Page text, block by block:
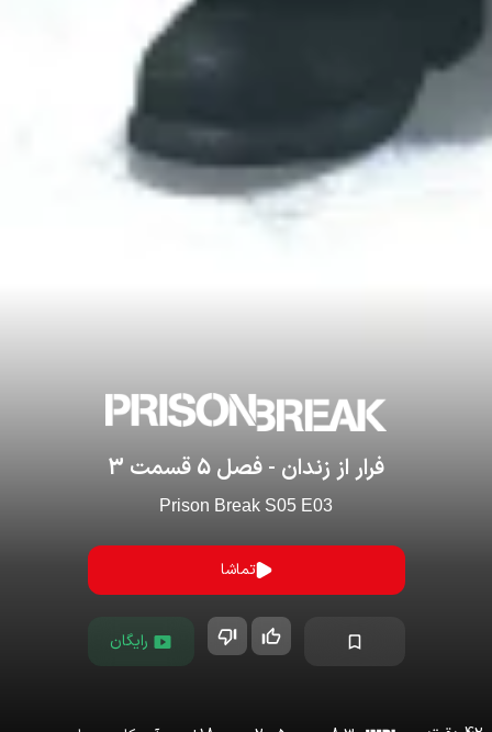
فرار از زندان - فصل 5 قسمت 3
Prison Break S05 E03
تماشا
رایگان